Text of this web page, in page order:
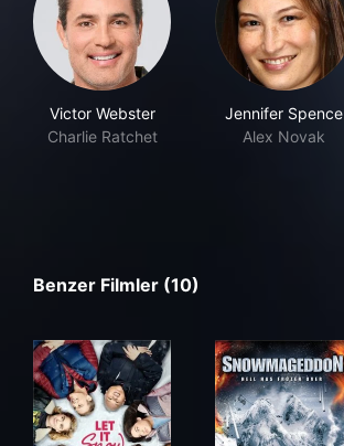
Victor Webster
Charlie Ratchet
Jennifer Spence
Alex Novak
Benzer Filmler (10)